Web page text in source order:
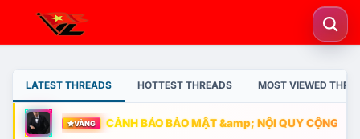
LATEST THREADS HOTTEST THREADS MOST VIEWED
VÀNG CẢNH BÁO BẢO MẬT &amp; NỘI QUY CỘNG